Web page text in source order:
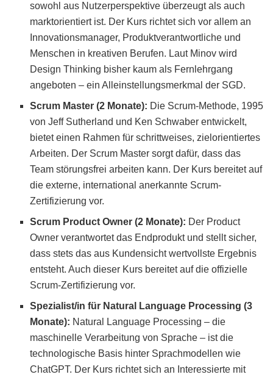
sowohl aus Nutzerperspektive überzeugt als auch
marktorientiert ist. Der Kurs richtet sich vor allem an
Innovationsmanager, Produktverantwortliche und
Menschen in kreativen Berufen. Laut Minov wird
Design Thinking bisher kaum als Fernlehrgang
angeboten – ein Alleinstellungsmerkmal der SGD.
Scrum Master (2 Monate): Die Scrum-Methode, 1995
von Jeff Sutherland und Ken Schwaber entwickelt,
bietet einen Rahmen für schrittweises, zielorientiertes
Arbeiten. Der Scrum Master sorgt dafür, dass das
Team störungsfrei arbeiten kann. Der Kurs bereitet auf
die externe, international anerkannte Scrum-
Zertifizierung vor.
Scrum Product Owner (2 Monate): Der Product
Owner verantwortet das Endprodukt und stellt sicher,
dass stets das aus Kundensicht wertvollste Ergebnis
entsteht. Auch dieser Kurs bereitet auf die offizielle
Scrum-Zertifizierung vor.
Spezialist/in für Natural Language Processing (3
Monate): Natural Language Processing – die
maschinelle Verarbeitung von Sprache – ist die
technologische Basis hinter Sprachmodellen wie
ChatGPT. Der Kurs richtet sich an Interessierte mit